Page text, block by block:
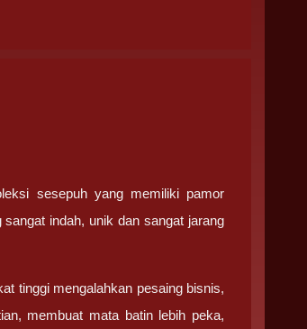
sesepuh yang memiliki pamor
indah, unik dan sangat jarang
tinggi mengalahkan pesaing bisnis,
membuat mata batin lebih peka,